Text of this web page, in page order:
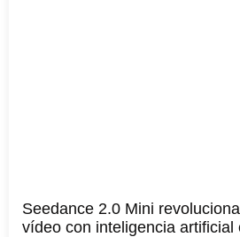
Seedance 2.0 Mini
vídeo con inteligencia artificial